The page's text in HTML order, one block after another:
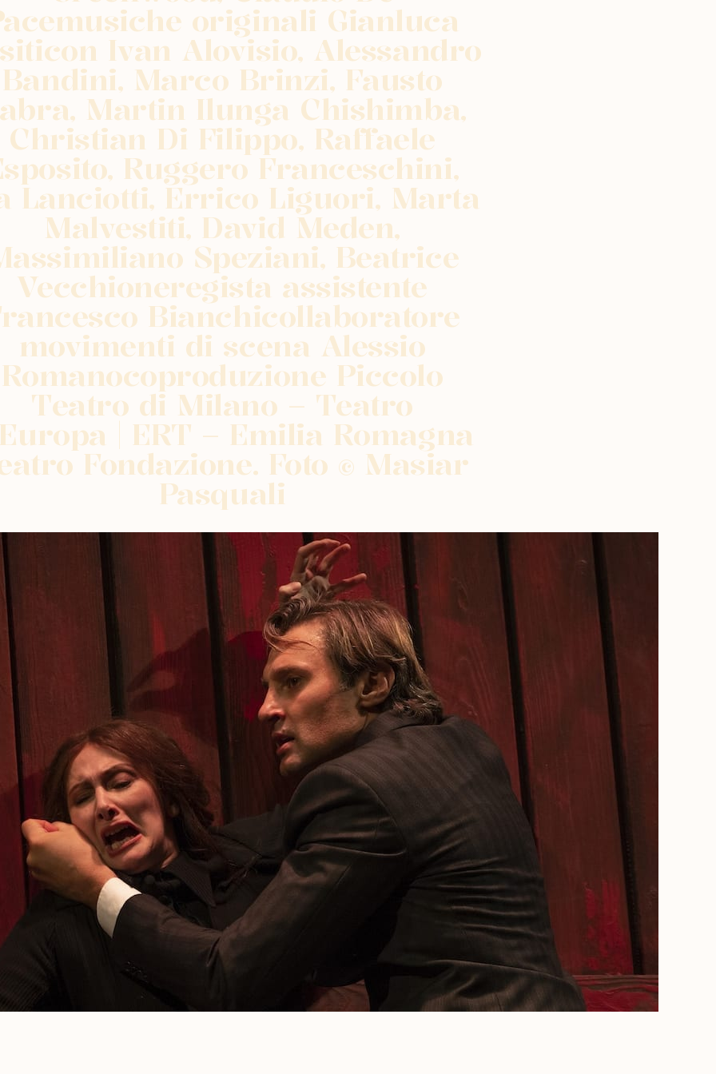
originali Gianluca
Ivan Alovisio, Alessandro
Bandini, Marco Brinzi, Fausto
Martin Ilunga Chishimba,
Christian Di Filippo, Raffaele
Ruggero Franceschini,
Lanciotti, Errico Liguori, Marta
Malvestiti, David Meden,
Speziani, Beatrice
Vecchioneregista assistente
Bianchicollaboratore
movimenti di scena Alessio
Romanocoproduzione Piccolo
Teatro di Milano – Teatro
| ERT – Emilia Romagna
Fondazione. Foto © Masiar
Pasquali